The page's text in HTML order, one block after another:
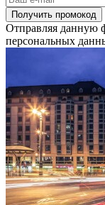
Получить промокод
Отправляя данную
персональных